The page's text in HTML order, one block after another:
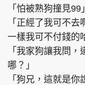
「怕被熟狗撞見99」
「正經了我可不
一樣我可不付錢的
「我家狗讓我問
哪？」
「狗兄，這就是你